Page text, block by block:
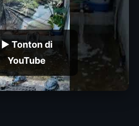
▶ Tonton di
YouTube